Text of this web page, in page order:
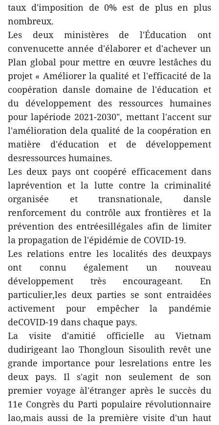
taux d'imposition de 0% est de plus en plus
nombreux.
Les deux ministères de l'Éducation ont
convenucette année d'élaborer et d'achever un
Plan global pour mettre en œuvre lestâches du
projet « Améliorer la qualité et l'efficacité de la
coopération dansle domaine de l'éducation et
du développement des ressources humaines
pour lapériode 2021-2030", mettant l'accent sur
l'amélioration dela qualité de la coopération en
matière d'éducation et de développement
desressources humaines.
Les deux pays ont coopéré efficacement dans
laprévention et la lutte contre la criminalité
organisée et transnationale, dansle
renforcement du contrôle aux frontières et la
prévention des entréesillégales afin de limiter
la propagation de l'épidémie de COVID-19.
Les relations entre les localités des deuxpays
ont connu également un nouveau
développement très encourageant. En
particulier,les deux parties se sont entraidées
activement pour empêcher la pandémie
deCOVID-19 dans chaque pays.
La visite d'amitié officielle au Vietnam
dudirigeant lao Thongloun Sisoulith revêt une
grande importance pour lesrelations entre les
deux pays. Il s'agit non seulement de son
premier voyage àl'étranger après le succès du
11e Congrès du Parti populaire révolutionnaire
lao,mais aussi de la première visite d'un haut